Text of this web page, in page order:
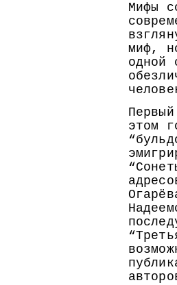
Мифы
миф,
одной
этом